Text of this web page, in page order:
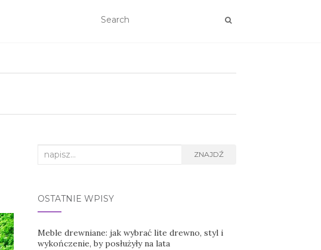
Search
ZNAJDŹ
OSTATNIE WPISY
Meble drewniane: jak wybrać lite drewno, styl i
wykończenie, by posłużyły na lata